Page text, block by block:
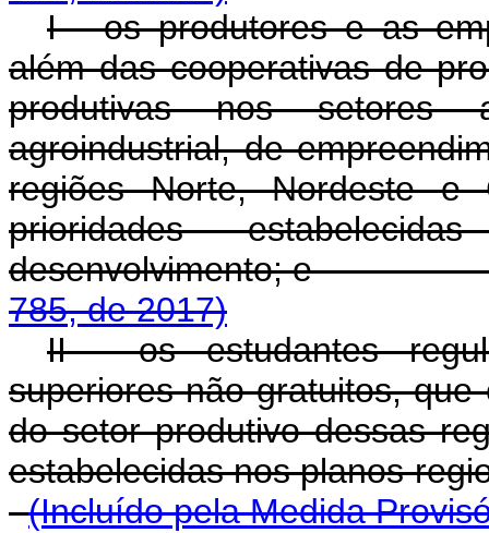
I - os produtores e as
além das cooperativas de
produtivas nos setores
agroindustrial, de
regiões Norte, Nordeste e
prioridades
desenvolvimento;
785, de 2017)
II - os estudantes
superiores não gratuitos,
do setor produtivo dessas
estabelecidas nos
(Incluído pela Medida